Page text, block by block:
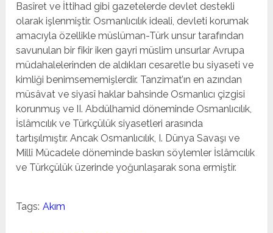
Basîret ve İttihad gibi gazetelerde devlet destekli
olarak işlenmiştir. Osmanlıcılık ideali, devleti korumak
amacıyla özellikle müslüman-Türk unsur tarafından
savunulan bir fikir iken gayri müslim unsurlar Avrupa
müdahalelerinden de aldıkları cesaretle bu siyaseti ve
kimliği benimsememişlerdir. Tanzimat’ın en azından
müsâvat ve siyasî haklar bahsinde Osmanlıcı çizgisi
korunmuş ve II. Abdülhamid döneminde Osmanlıcılık,
İslâmcılık ve Türkçülük siyasetleri arasında
tartışılmıştır. Ancak Osmanlıcılık, I. Dünya Savaşı ve
Millî Mücadele döneminde baskın söylemler İslâmcılık
ve Türkçülük üzerinde yoğunlaşarak sona ermiştir.
Tags: Akım